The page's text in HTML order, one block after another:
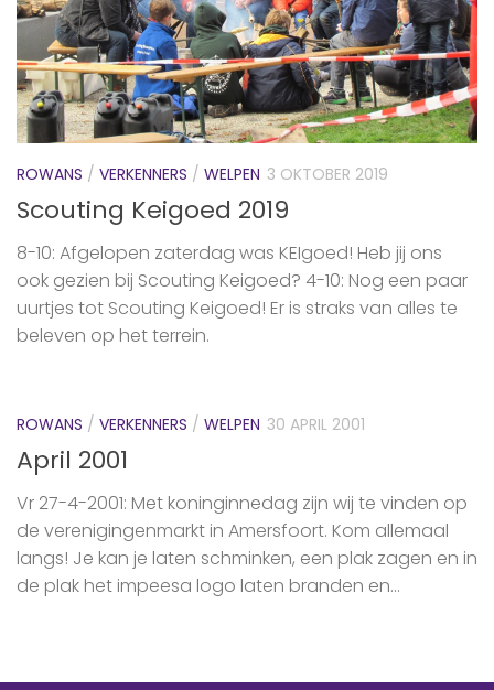
ROWANS / VERKENNERS / WELPEN 3 OKTOBER 2019
Scouting Keigoed 2019
8-10: Afgelopen zaterdag was KEIgoed! Heb jij ons
ook gezien bij Scouting Keigoed? 4-10: Nog een paar
uurtjes tot Scouting Keigoed! Er is straks van alles te
beleven op het terrein.
ROWANS / VERKENNERS / WELPEN 30 APRIL 2001
April 2001
Vr 27-4-2001: Met koninginnedag zijn wij te vinden op
de verenigingenmarkt in Amersfoort. Kom allemaal
langs! Je kan je laten schminken, een plak zagen en in
de plak het impeesa logo laten branden en...